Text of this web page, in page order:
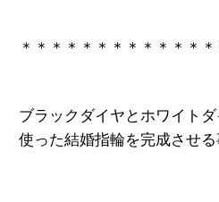
＊＊＊＊＊＊＊＊＊＊＊＊＊
ブラックダイヤとホワイト
使った結婚指輪を完成させる